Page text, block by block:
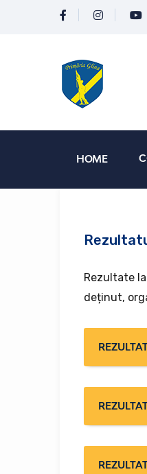
HOME
Rezultate
deținut,